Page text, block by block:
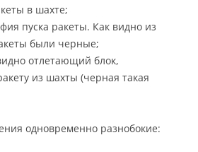
в шахте;
пуска ракеты. Как видно из
были черные;
отлетающий блок,
из шахты (черная такая
одновременно разнобокие: